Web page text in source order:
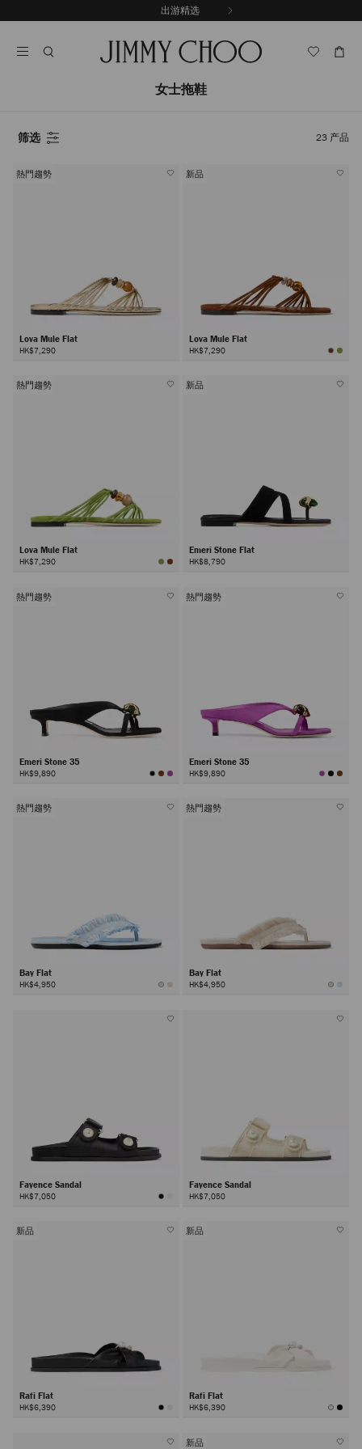
至
出游精选
女士拖鞋
筛选 23 产品
熱門趨勢
Lova Mule Flat
HK$7,290
新品
Lova Mule Flat
HK$7,290
熱門趨勢
Lova Mule Flat
HK$7,290
新品
Emeri Stone Flat
HK$8,790
熱門趨勢
Emeri Stone 35
HK$9,890
熱門趨勢
Emeri Stone 35
HK$9,890
熱門趨勢
Bay Flat
HK$4,950
熱門趨勢
Bay Flat
HK$4,950
Fayence Sandal
HK$7,050
Fayence Sandal
HK$7,050
新品
Rafi Flat
HK$6,390
新品
Rafi Flat
HK$6,390
新品